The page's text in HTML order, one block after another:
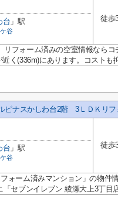
台 」駅
谷
徒歩
フォーム済みの空室情報なら
く(336m)にあります。コストも
ピナスかしわ台2階 3ＬＤＫリフ
台 」駅
谷
徒歩
ォーム済みマンション」の物件
セブンイレブン 綾瀬大上3丁目